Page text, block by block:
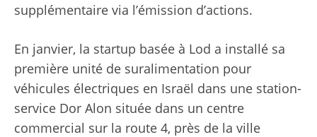
supplémentaire via l’émission d’actions.
En janvier, la startup basée à Lod a installé sa
première unité de suralimentation pour
véhicules électriques en Israël dans une station-
service Dor Alon située dans un centre
commercial sur la route 4, près de la ville